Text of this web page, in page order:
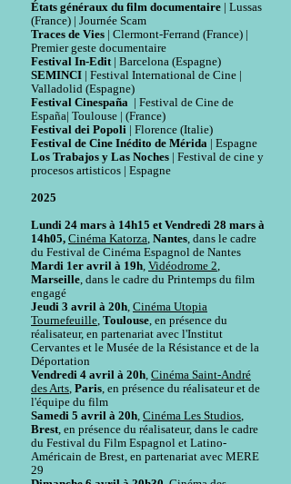
États généraux du film documentaire | Lussas
(France) | Journée Scam
Traces de Vies
| Clermont-Ferrand (France) |
Premier geste documentaire
Festival In-Edit| Barcelona (Espagne)
SEMINCI | Festival International de Cine |
Valladolid (Espagne)
Festival Cinespaña | Festival de Cine de
España| Toulouse | (France)
Festival dei Popoli
| Florence (Italie)
Festival de Cine Inédito de Mérida | Espagne
Los Trabajos y Las Noches | Festival de cine y
procesos artisticos | Espagne
2025
Lundi 24 mars à 14h15 et Vendredi 28 mars à
14h05, Cinéma Katorza, Nantes, dans le cadre
du Festival de Cinéma Espagnol de Nantes
Mardi 1er avril à 19h, Vidéodrome 2,
Marseille, dans le cadre du Printemps du film
engagé
Jeudi 3 avril à 20h, Cinéma Utopia
Tournefeuille, Toulouse, en présence du
réalisateur, en partenariat avec l'Institut
Cervantes et le Musée de la Résistance et de la
Déportation
Vendredi 4 avril à 20h, Cinéma Saint-André
des Arts, Paris, en présence du réalisateur et de
l'équipe du film
Samedi 5 avril à 20h, Cinéma Les Studios,
Brest, en présence du réalisateur, dans le cadre
du Festival du Film Espagnol et Latino-
Américain de Brest, en partenariat avec MERE
29